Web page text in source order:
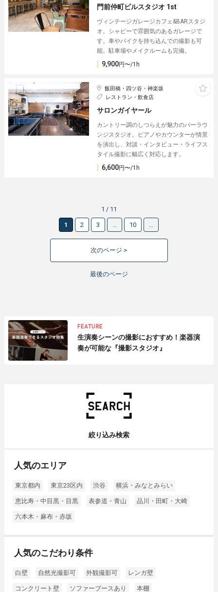
門前仲町ビルスタジオ 1st
ヴィンテージガレージカフェ&BARスタジ
オ。シャビーで雰囲気のあるガレージで
す。車やバイクを持ち込んでの撮影も可
能。駐車場やメイクルームも完備。
9,900円〜/1h
飯田橋・四ツ谷・神楽坂
レストラン・飲食店
サロンガイヤール
カントリー調のしつらえが魅力のバーラウ
ンジスタジオ。ピアノやカウンターが情景
を演出し、対談・インタビュー・ライフス
タイル撮影に幅広く対応します。
6,600円〜/1h
1 / 11
1 2 3 10
次のページ >
最後のページ
FEATURE
生演奏シーンの撮影におすすめ！楽器演
奏が可能な『撮影スタジオ』
絞り込み検索
人気のエリア
東京都内 東京23区内 渋谷 横浜・みなとみらい
恵比寿・中目黒・目黒 表参道・青山 品川・田町・大崎
六本木・麻布・赤坂
人気のこだわり条件
白壁 自然光撮影可 外観撮影可 レンガ壁
コンクリート壁 ソファーブースあり 本棚